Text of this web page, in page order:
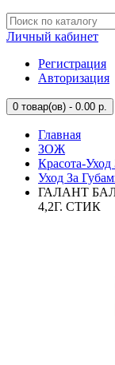
Личный кабинет
Регистрация
Авторизация
0 товар(ов) - 0.00 р.
Главная
ЗОЖ
Красота-
Уход За
ГАЛАНТ
4,2Г. СТИК